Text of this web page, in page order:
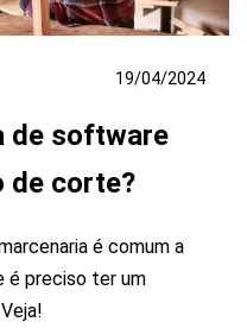
19/04/2024
de software
de corte?
é comum a
é preciso ter um